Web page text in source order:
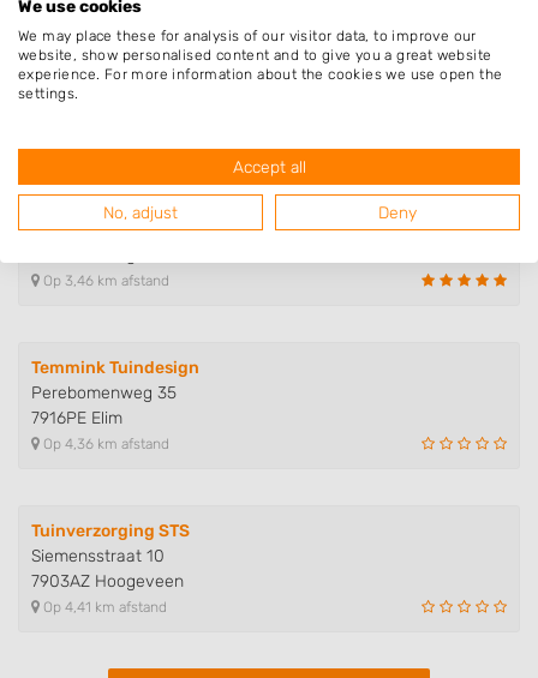
Lammert Kroesen Tuindesign
Zuideropgaande 41
7913TJ Hollandscheveld
Hoveniersbedrijf C. Blom
Buitenvaart 1010
Op 3,46 km afstand
Temmink Tuindesign
Perebomenweg 35
7916PE Elim
Op 4,36 km afstand
Tuinverzorging STS
Siemensstraat 10
7903AZ Hoogeveen
Op 4,41 km afstand
We use cookies
We may place these for analysis of our visitor data, to improve our
website, show personalised content and to give you a great website
experience. For more information about the cookies we use open the
settings.
Accept all
No, adjust Deny